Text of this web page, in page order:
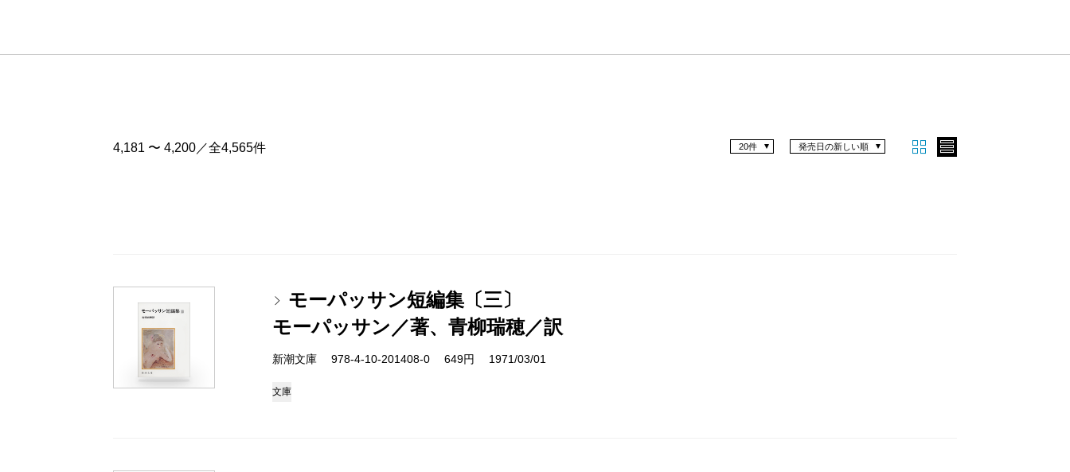
4,181 〜 4,200／全4,565件 発売日の新しい順
20件
モーパッサン短編集〔三〕
モーパッサン／著、青柳瑞穂／訳
新潮文庫 978-4-10-201408-0 649円 1971/03/01
文庫